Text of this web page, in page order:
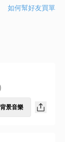
如何幫好友買單
背景音樂